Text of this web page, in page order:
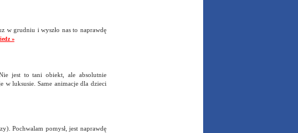
w grudniu i wyszło nas to naprawdę
»
jest to tani obiekt, ale absolutnie
w luksusie. Same animacje dla dzieci
Pochwalam pomysł, jest naprawdę